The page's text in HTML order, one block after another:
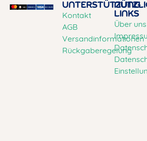
UNTERSTÜTZUNG
Kontakt
AGB
Versandinformationen
Rückgaberegelung
LINKS
Über uns